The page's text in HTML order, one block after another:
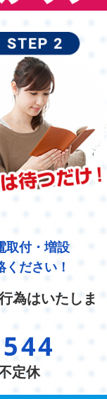
取付・増設
ださい！
為はいたしま
定休